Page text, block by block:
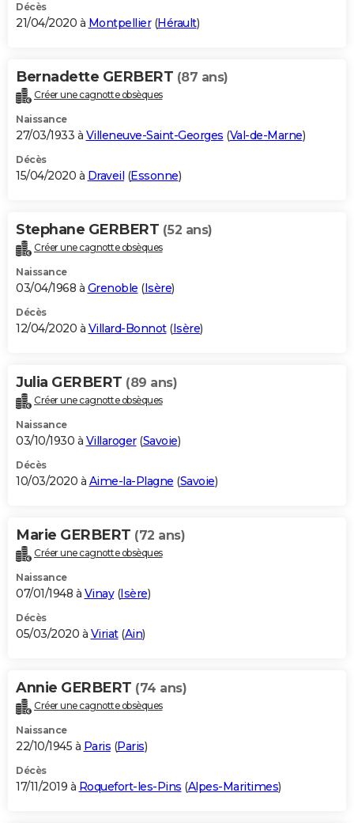
Décès
21/04/2020 à Montpellier(Hérault)
Bernadette GERBERT (87 ans)
Créer une cagnotte obsèques
Naissance
27/03/1933 à Villeneuve-Saint-Georges (Val-de-Marne)
Décès
15/04/2020 à Draveil (Essonne)
Stephane GERBERT (52 ans)
Créer une cagnotte obsèques
Naissance
03/04/1968 à Grenoble (Isère)
Décès
12/04/2020 à Villard-Bonnot(Isère)
Julia GERBERT (89 ans)
Créer une cagnotte obsèques
Naissance
03/10/1930 à Villaroger(Savoie)
Décès
10/03/2020 à Aime-la-Plagne (Savoie)
Marie GERBERT (72 ans)
Créer une cagnotte obsèques
Naissance
07/01/1948 à Vinay(Isère)
Décès
05/03/2020 à Viriat(Ain)
Annie GERBERT (74 ans)
Créer une cagnotte obsèques
Naissance
22/10/1945 à Paris (Paris)
Décès
17/11/2019 à Roquefort-les-Pins (Alpes-Maritimes)